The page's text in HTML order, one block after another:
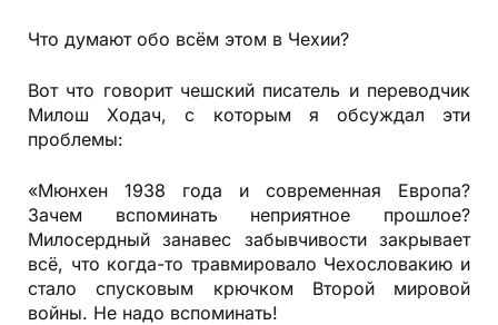
Что думают обо всём этом в Чехии?
Вот что говорит чешский писатель и переводчик
Милош Ходач, с которым я обсуждал эти
проблемы:
«Мюнхен 1938 года и современная Европа?
Зачем вспоминать неприятное прошлое?
Милосердный занавес забывчивости закрывает
всё, что когда-то травмировало Чехословакию и
стало спусковым крючком Второй мировой
войны. Не надо вспоминать!